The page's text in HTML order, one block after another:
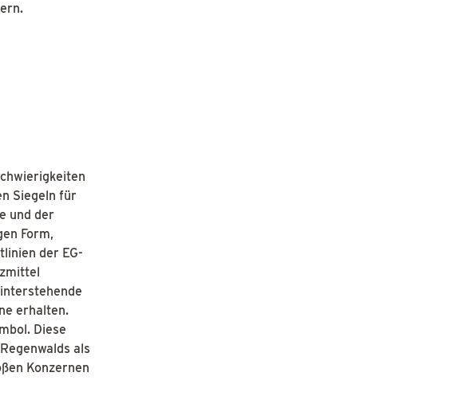
Siegeln für
und der
Form,
der EG-
erhalten.
Diese
als
Konzernen